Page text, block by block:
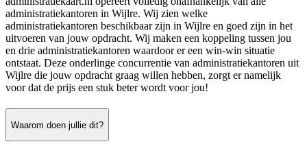
administratiekantoren in Wijlre. Wij zien welke
administratiekantoren beschikbaar zijn in Wijlre en goed zijn in het
uitvoeren van jouw opdracht. Wij maken een koppeling tussen jou
en drie administratiekantoren waardoor er een win-win situatie
ontstaat. Deze onderlinge concurrentie van administratiekantoren uit
Wijlre die jouw opdracht graag willen hebben, zorgt er namelijk
voor dat de prijs een stuk beter wordt voor jou!
Waarom doen jullie dit?